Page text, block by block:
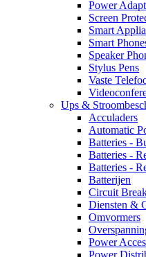
Power
Screen
Smart
Smart
Speaker
Stylus Pens
Vaste
Ups &
Acculaders
Automatic
Batteries -
Batteries -
Batteries -
Batterijen
Circuit
Diensten &
Omvormers
Power
Power